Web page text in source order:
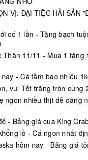
VỊ: ĐẠI TIỆC HẢI SẢN
có 1 lần - Tặng bạch
Thân 11/11 - Mua 1 tặng
- Cá tầm bao nhiêu
vui Tết trăng tròn cùng
ngon nhiều thịt dễ dàng
- Bảng giá cua King
lồ - Cá ngon nhất
hôm nay - Bảng giá